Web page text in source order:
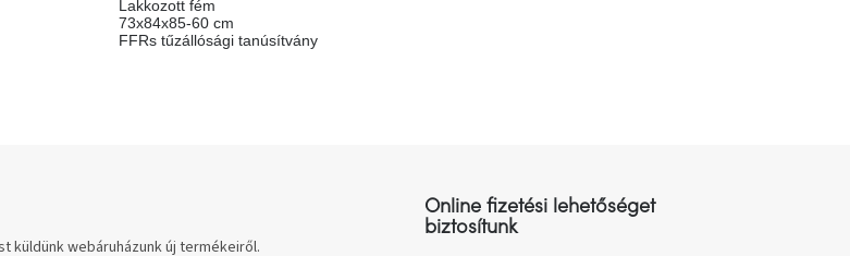
Lakkozott fém
73x84x85-60 cm
FFRs tűzállósági tanúsítvány
küldünk webáruházunk új termékeiről.
Online fizetési lehetőséget
biztosítunk